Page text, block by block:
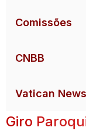
Comissões
CNBB
Vatican News
Giro